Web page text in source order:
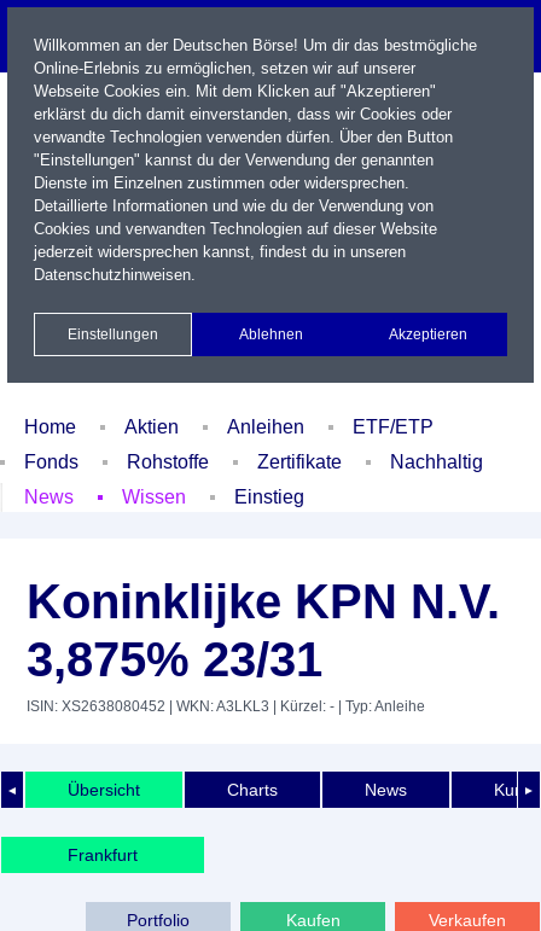
Name / WKN / ISIN / Kürzel
Xetra Realtime
Watchlist Portfolio Login
Home Aktien Anleihen
ETF/ETP
Fonds
Rohstoffe Zertifikate
Nachhaltig
News
Wissen Einstieg
Koninklijke KPN N.V.
3,875% 23/31
ISIN: XS2638080452 | WKN: A3LKL3 | Kürzel: - | Typ: Anleihe
◄ ►
Übersicht Charts News
Frankfurt
Verkaufen
Kaufen
Portfolio
Willkommen an der Deutschen Börse! Um dir das bestmögliche
Online-Erlebnis zu ermöglichen, setzen wir auf unserer
Webseite Cookies ein. Mit dem Klicken auf "Akzeptieren"
erklärst du dich damit einverstanden, dass wir Cookies oder
verwandte Technologien verwenden dürfen. Über den Button
"Einstellungen" kannst du der Verwendung der genannten
Dienste im Einzelnen zustimmen oder widersprechen.
Detaillierte Informationen und wie du der Verwendung von
Cookies und verwandten Technologien auf dieser Website
jederzeit widersprechen kannst, findest du in unseren
Datenschutzhinweisen.
Einstellungen Ablehnen Akzeptieren